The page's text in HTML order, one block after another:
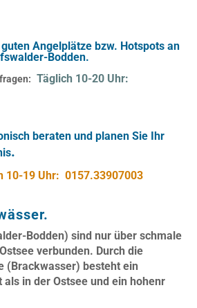
Angelplätze bzw. Hotspots an
Bodden.
Täglich 10-20 Uhr:
beraten und planen Sie Ihr
.
10-19 Uhr: 0157.33907003
Bodden) sind nur über schmale
verbunden. Durch die
(Brackwasser) besteht ein
in der Ostsee und ein hohenr